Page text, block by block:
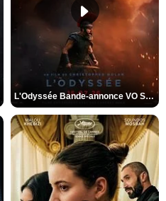
L'Odyssée Bande-annonce VO STFR